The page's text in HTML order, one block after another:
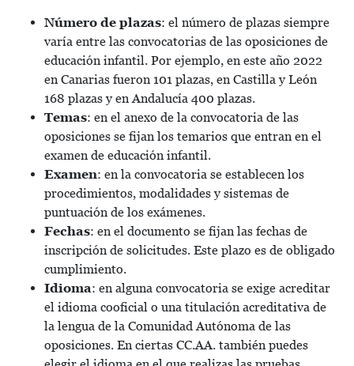
Número de plazas: el número de plazas siempre
varía entre las convocatorias de las oposiciones de
educación infantil. Por ejemplo, en este año 2022
en Canarias fueron 101 plazas, en Castilla y León
168 plazas y en Andalucía 400 plazas.
Temas: en el anexo de la convocatoria de las
oposiciones se fijan los temarios que entran en el
examen de educación infantil.
Examen: en la convocatoria se establecen los
procedimientos, modalidades y sistemas de
puntuación de los exámenes.
Fechas: en el documento se fijan las fechas de
inscripción de solicitudes. Este plazo es de obligado
cumplimiento.
Idioma: en alguna convocatoria se exige acreditar
el idioma cooficial o una titulación acreditativa de
la lengua de la Comunidad Autónoma de las
oposiciones. En ciertas CC.AA. también puedes